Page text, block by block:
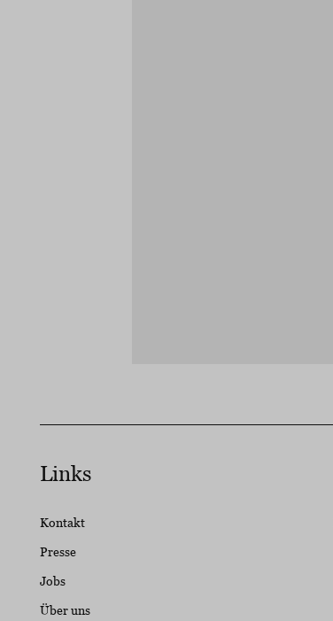
Links
Kontakt
Presse
Jobs
Über uns